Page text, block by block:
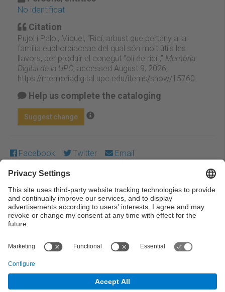
No identificat
Citation
Pujol i Palol, Miquel, “Ricí, arbust que pertany a la
família euphorbiaceae del qual són molt útils les
llavors, per produir el conegut "oli de ricí",” Memòria
Digital de la UPC, accessed August 9, 2026,
https://memoriadigital.upc.edu/items/show/15760
Help us complete the cataloging
Suggest change
Facebook Twitter Email
Except where otherwise noted, content on this work is
licensed under a Creative Commons license:Attribution-
NonCommercial-NoDerivs 3.0 Spain